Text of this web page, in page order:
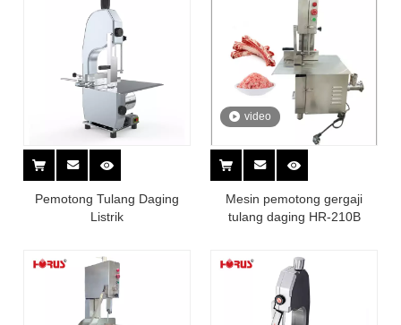
Pemotong Tulang Daging
Listrik
video
Mesin pemotong gergaji
tulang daging HR-210B